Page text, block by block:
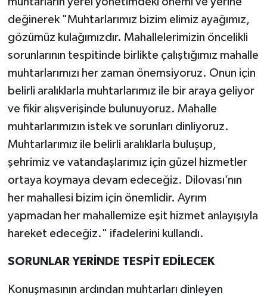
değinerek "Muhtarlarımız bizim elimiz ayağımız,
gözümüz kulağımızdır. Mahallelerimizin öncelikli
sorunlarının tespitinde birlikte çalıştığımız mahalle
muhtarlarımızı her zaman önemsiyoruz. Onun için
belirli aralıklarla muhtarlarımız ile bir araya geliyor
ve fikir alışverişinde bulunuyoruz. Mahalle
muhtarlarımızın istek ve sorunları dinliyoruz.
Muhtarlarımız ile belirli aralıklarla buluşup,
şehrimiz ve vatandaşlarımız için güzel hizmetler
ortaya koymaya devam edeceğiz. Dilovası’nın
her mahallesi bizim için önemlidir. Ayrım
yapmadan her mahallemize eşit hizmet anlayışıyla
hareket edeceğiz." ifadelerini kullandı.
SORUNLAR YERİNDE TESPİT EDİLECEK
Konuşmasının ardından muhtarları dinleyen